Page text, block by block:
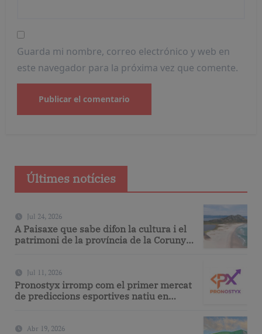
Guarda mi nombre, correo electrónico y web en
este navegador para la próxima vez que comente.
Últimes notícies
Jul 24, 2026
A Paisaxe que sabe difon la cultura i el
patrimoni de la província de la Corunya
Jul 11, 2026
Pronostyx irromp com el primer mercat
de prediccions esportives natiu en
Abr 19, 2026